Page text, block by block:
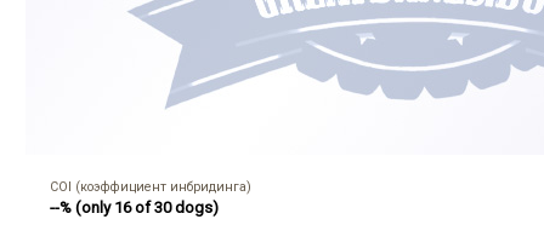
COI (коэффициент инбридинга)
--% (only 16 of 30 dogs)